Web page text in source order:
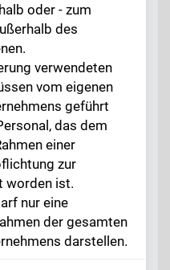
oder - zum
des
verwendeten
vom eigenen
geführt
das dem
einer
zur
worden ist.
nur eine
der gesamten
darstellen.